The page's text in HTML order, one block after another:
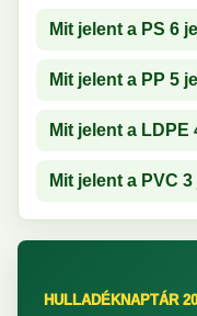
Mit jelent a PS 6
Mit jelent a PP 5
Mit jelent a LDPE
Mit jelent a PVC
HULLADÉKNAPTÁR